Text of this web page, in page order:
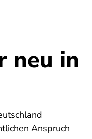
neu in
Anspruch